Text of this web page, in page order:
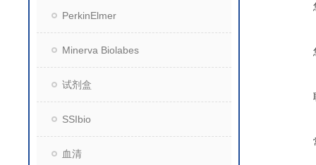
PerkinElmer
Minerva Biolabes
试剂盒
SSIbio
血清